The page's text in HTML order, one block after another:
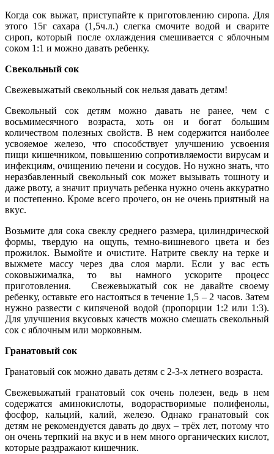
Когда сок выжат, приступайте к приготовлению сиропа. Для
этого 15г сахара (1,5ч.л.) слегка смочите водой и сварите
сироп, который после охлаждения смешивается с яблочным
соком 1:1 и можно давать ребенку.
Свекольный сок
Свежевыжатый свекольный сок нельзя давать детям!
Свекольный сок детям можно давать не ранее, чем с
восьмимесячного возраста, хоть он и богат большим
количеством полезных свойств. В нем содержится наиболее
усвояемое железо, что способствует улучшению усвоения
пищи кишечником, повышению сопротивляемости вирусам и
инфекциям, очищению печени и сосудов. Но нужно знать, что
неразбавленный свекольный сок может вызывать тошноту и
даже рвоту, а значит приучать ребенка нужно очень аккуратно
и постепенно. Кроме всего прочего, он не очень приятный на
вкус.
Возьмите для сока свеклу среднего размера, цилиндрической
формы, твердую на ощупь, темно-вишневого цвета и без
прожилок. Вымойте и очистите. Натрите свеклу на терке и
выжмете массу через два слоя марли. Если у вас есть
соковыжималка, то вы намного ускорите процесс
приготовления. Свежевыжатый сок не давайте своему
ребенку, оставьте его настояться в течение 1,5 – 2 часов. Затем
нужно развести с кипяченой водой (пропорции 1:2 или 1:3).
Для улучшения вкусовых качеств можно смешать свекольный
сок с яблочным или морковным.
Гранатовый сок
Гранатовый сок можно давать детям с 2-3-х летнего возраста.
Свежевыжатый гранатовый сок очень полезен, ведь в нем
содержатся аминокислоты, водорастворимые полифенолы,
фосфор, кальций, калий, железо. Однако гранатовый сок
детям не рекомендуется давать до двух – трёх лет, потому что
он очень терпкий на вкус и в нем много органических кислот,
которые раздражают кишечник.